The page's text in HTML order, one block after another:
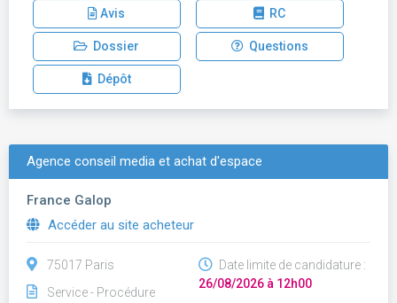
Avis RC
Dossier Questions
Dépôt
Agence conseil media et achat d'espace
France Galop
Accéder au site acheteur
75017 Paris
Service - Procédure
Date limite de candidature :
26/08/2026 à 12h00